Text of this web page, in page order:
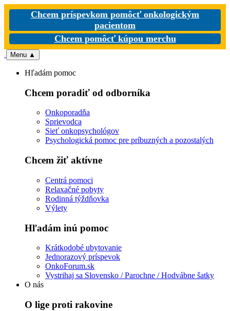
Chcem príspevkom pomôcť onkologickým
pacientom
Chcem pomôcť kúpou merchu
Menu ▲
Hľadám pomoc
Chcem poradiť od odborníka
Onkoporadňa
Sprievodca
Sieť onkopsychológov
Psychologická pomoc pre príbuzných a pozostalých
Chcem žiť aktívne
Centrá pomoci
Relaxačné pobyty
Rodinná týždňovka
Výlety
Hľadám inú pomoc
Krátkodobé ubytovanie
Jednorazový príspevok
OnkoForum.sk
Vystrihaj sa Slovensko / Parochne / Hodvábne šatky
O nás
O lige proti rakovine